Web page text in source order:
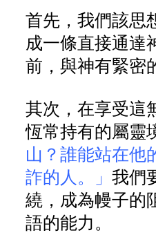
首先，我們該思
成一條直接通達
前，與神有緊密
其次，在享受這
恆常持有的屬靈
山？誰能站在他
詐的人。」 我們
繞，成為幔子的
語的能力。